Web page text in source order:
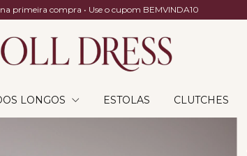
na primeira compra • Use o cupom BEMVINDA10
LONGOS ESTOLAS CLUTCHES